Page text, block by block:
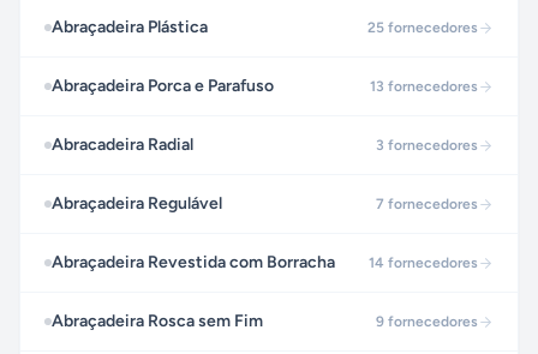
Abraçadeira Plástica 25 fornecedores
Abraçadeira Porca e Parafuso 13 fornecedores
Abracadeira Radial 3 fornecedores
Abraçadeira Regulável 7 fornecedores
Abraçadeira Revestida com Borracha 14 fornecedores
Abraçadeira Rosca sem Fim 9 fornecedores